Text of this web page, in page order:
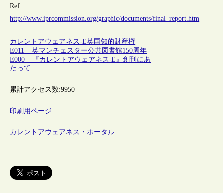
Ref:
http://www.iprcommission.org/graphic/documents/final_report.htm
カレントアウェアネス-E英国知的財産権
E011 – 英マンチェスター公共図書館150周年
E000 – 『カレントアウェアネス-E』創刊にあ
たって
累計アクセス数:9950
印刷用ページ
カレントアウェアネス・ポータル